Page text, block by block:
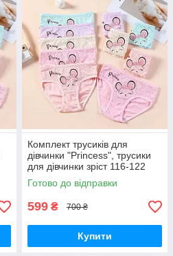
Комплект трусиків для
дівчинки "Princess", трусики
для дівчинки зріст 116-122
набір 10 шт
Готово до відправки
599 ₴ 700 ₴
Купити